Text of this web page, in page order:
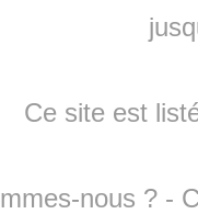
Ce site est
nous ? -